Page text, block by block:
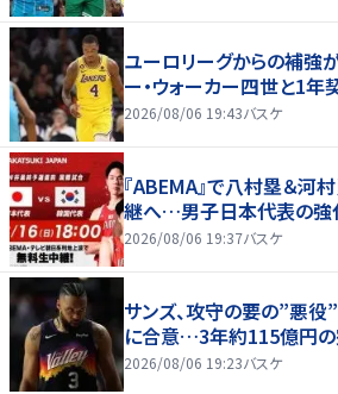
ユーロリーグからの補強
ー・ウォーカー四世と1年
2026/08/06 19:43バスケ
『ABEMA』で八村塁＆河
継へ…男子日本代表の強
2026/08/06 19:37バスケ
サンズ、攻守の要の”悪役
に合意…3年約115億円
2026/08/06 19:23バスケ